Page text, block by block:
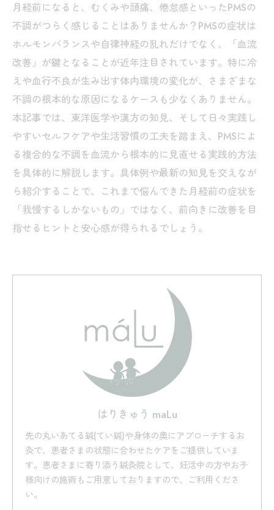
月経前になると、むくみや頭痛、倦怠感といったPMSの
不調がつらく感じることはありませんか？PMSの症状は
ホルモンバランスや自律神経の乱れだけでなく、「血流
改善」が鍵となることが近年注目されています。特に冷
えや血行不良が生み出す体内環境の変化が、さまざまな
不調の根本的な原因になるケースも少なくありません。
本記事では、東洋医学や漢方の知見、そして日々実践し
やすいセルフケアや生活習慣の工夫を踏まえ、PMSによ
る複合的な不調を血流から根本的に見直せる実践的方法
を具体的に解説します。具体例や最新の知見を交えなが
ら紹介することで、これまで悩んできた月経前の症状を
「我慢するしかないもの」ではなく、前向きに改善を目
指せるヒントと安心感が得られるでしょう。
はりきゅう maLu
先の丸いあてる鍼(てい鍼)や身体の奥にアプローチするお
灸で、患者さまの状態に合わせたケアをご提供していま
す。患者さまに寄り添う鍼灸院として、妊活中の方やお子
様向けの施術もご用意しておりますので、ご利用くださ
い。